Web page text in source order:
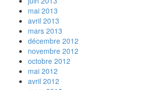
mai 2013
avril 2013
mars 2013
décembre 2012
novembre 2012
octobre 2012
mai 2012
avril 2012